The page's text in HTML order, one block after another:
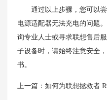
通过以上步骤，您可以尝
电源适配器无法充电的问题
询专业人士或寻求联想售后
子设备时，请始终注意安全
书。
上一篇： 如何为联想拯救者